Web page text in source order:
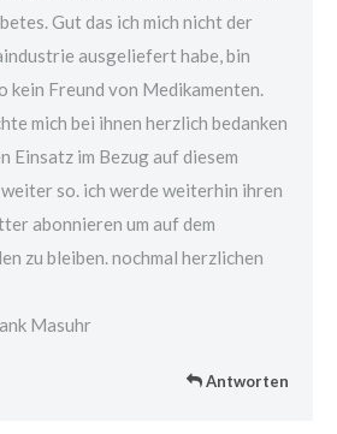
Gut das ich mich nicht der
ausgeliefert habe, bin
kein Freund von Medikamenten.
mich bei ihnen herzlich bedanken
Einsatz im Bezug auf diesem
so. ich werde weiterhin ihren
abonnieren um auf dem
zu bleiben. nochmal herzlichen
Masuhr
Antworten